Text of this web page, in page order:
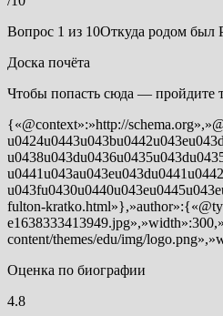
Вопрос 1 из 10Откуда родом был
Доска почёта
Чтобы попасть сюда — пройдите
{«@context»:»http://
fulton-
content/themes/edu/img/
Оценка по биографии
4.8